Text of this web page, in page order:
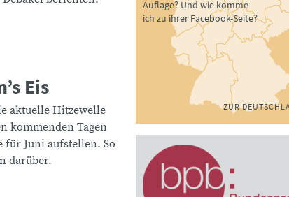
Eis
aktuelle Hitzewelle
kommenden Tagen
für Juni aufstellen. So
darüber.
Auflage? Und wie komme
ich zu ihrer Facebook-Seite?
ZUR